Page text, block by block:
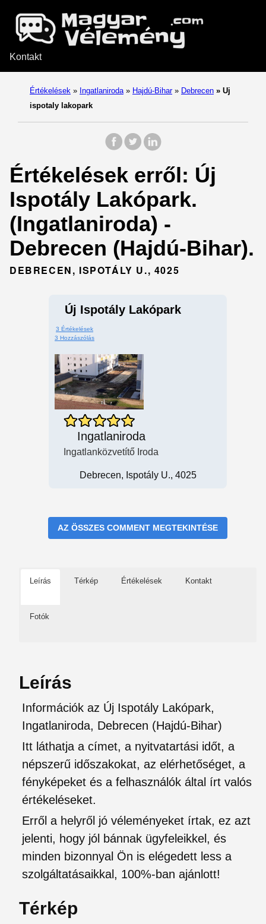
Kontakt
Értékelések » Ingatlaniroda » Hajdú-Bihar » Debrecen » Uj
ispotaly lakopark
Értékelések erről: Új
Ispotály Lakópark.
(Ingatlaniroda) -
Debrecen (Hajdú-Bihar).
DEBRECEN, ISPOTÁLY U., 4025
Új Ispotály Lakópark
3 Értékelések
3 Hozzászólás
Ingatlaniroda
Ingatlanközvetítő Iroda
Debrecen, Ispotály U., 4025
AZ ÖSSZES COMMENT MEGTEKINTÉSE
Leírás Térkép Értékelések Kontakt
Fotók
Leírás
Információk az Új Ispotály Lakópark,
Ingatlaniroda, Debrecen (Hajdú-Bihar)
Itt láthatja a címet, a nyitvatartási időt, a
népszerű időszakokat, az elérhetőséget, a
fényképeket és a felhasználók által írt valós
értékeléseket.
Erről a helyről jó véleményeket írtak, ez azt
jelenti, hogy jól bánnak ügyfeleikkel, és
minden bizonnyal Ön is elégedett less a
szolgáltatásaikkal, 100%-ban ajánlott!
Térkép